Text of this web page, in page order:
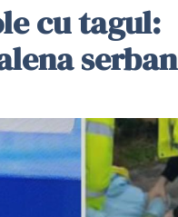
cu tagul:
serban